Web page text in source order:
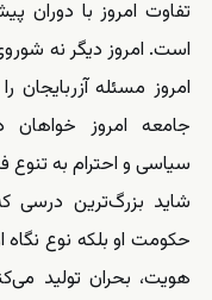
تفاوت امروز با دوران
است. امروز دیگر نه
جامعه امروز
سیاسی و احترام به
شاید بزرگ‌ترین درسی
حکومت او بلکه نوع نگاه
هویت، بحران تولید